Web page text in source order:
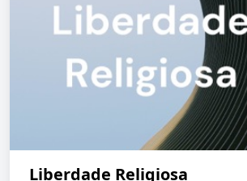
Liberdade Religiosa